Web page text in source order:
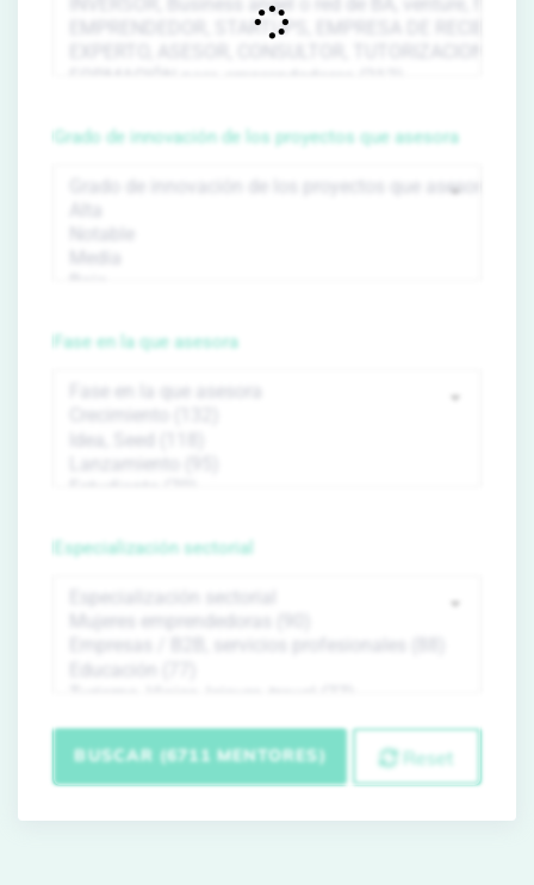
Grado de innovación de los proyectos que asesora
Fase en la que asesora
Especialización sectorial
BUSCAR (6711 MENTORES) Reset